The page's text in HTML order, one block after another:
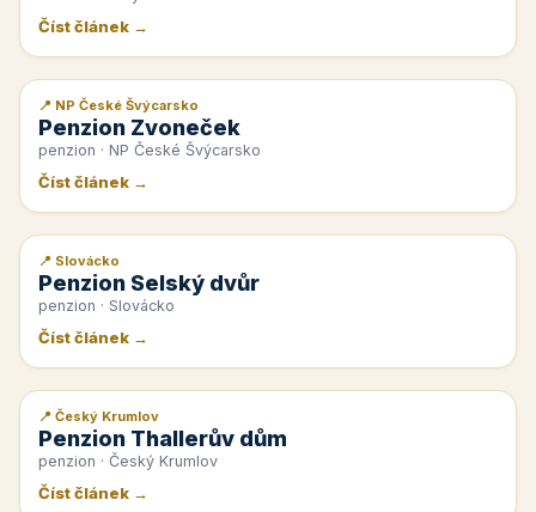
Číst článek →
📰 PR článek
📍 NP České Švýcarsko
Penzion Zvoneček
penzion · NP České Švýcarsko
Číst článek →
📰 PR článek
📍 Slovácko
Penzion Selský dvůr
penzion · Slovácko
Číst článek →
📰 PR článek
📍 Český Krumlov
Penzion Thallerův dům
penzion · Český Krumlov
Číst článek →